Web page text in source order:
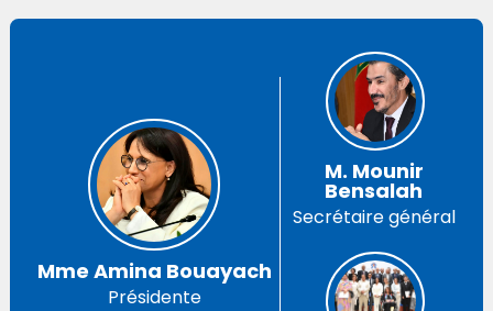
Mme Amina Bouayach
Présidente
M. Mounir
Bensalah
Secrétaire général